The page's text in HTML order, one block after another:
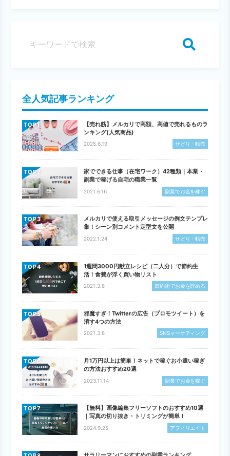
全人気記事ランキング
TOP
【売れ筋】メルカリで高額、高値で売れるものラ
ンキング(人気商品)
2025.6.19 せどり・転売
TOP
家でできる仕事（在宅ワーク）42種類｜本業・
副業で稼げる自宅の職業一覧
2021.6.16 副業でお金を稼ぐ
TOP
メルカリで使える取引メッセージの例文テンプレ
集！シーン別コメント定型文を公開
2022.1.24 せどり・転売
TOP
1週間3000円献立レシピ（二人分）で節約生
活！食費が浮く買い物リスト
2021.3.8 節約術でお金を貯める
TOP
邪魔すぎ！Twitterの広告（プロモツイート）を
消す4つの方法
2021.3.8 SNSマーケティング
TOP
月1万円以上は簡単！ネットで稼ぐお小遣い稼ぎ
の方法おすすめ20選
2023.11.14 副業でお金を稼ぐ
TOP
【無料】画像編集フリーソフトのおすすめ10選
｜写真の切り抜き・トリミングが簡単！
2024.9.25 アフィリエイト